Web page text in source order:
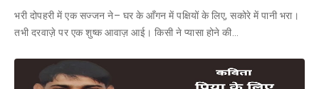
भरी दोपहरी में एक सज्जन ने– घर के आँगन में पक्षियों के लिए, सकोरे में पानी भरा।
तभी दरवाज़े पर एक शुष्क आवाज़ आई। किसी ने प्यासा होने की…